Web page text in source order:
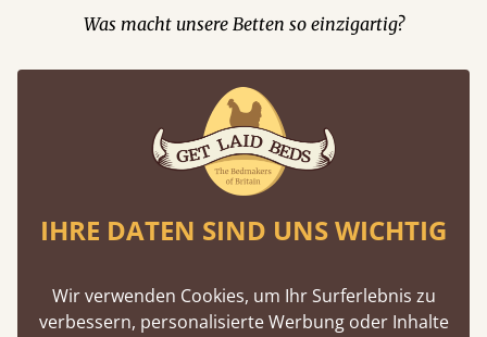
Was macht unsere Betten so einzigartig?
Wir legen größten Wert auf die ausschließliche
Verwendung von Massivholz.
IHRE DATEN SIND UNS WICHTIG
Wir verwenden Cookies, um Ihr Surferlebnis zu
verbessern, personalisierte Werbung oder Inhalte